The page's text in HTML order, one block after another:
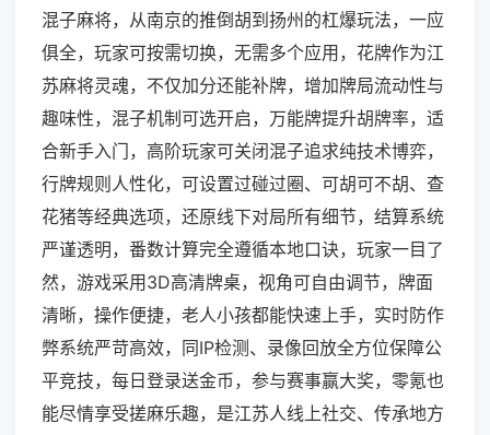
混子麻将，从南京的推倒胡到扬州的杠爆玩法，一应
俱全，玩家可按需切换，无需多个应用，花牌作为江
苏麻将灵魂，不仅加分还能补牌，增加牌局流动性与
趣味性，混子机制可选开启，万能牌提升胡牌率，适
合新手入门，高阶玩家可关闭混子追求纯技术博弈，
行牌规则人性化，可设置过碰过圈、可胡可不胡、查
花猪等经典选项，还原线下对局所有细节，结算系统
严谨透明，番数计算完全遵循本地口诀，玩家一目了
然，游戏采用3D高清牌桌，视角可自由调节，牌面
清晰，操作便捷，老人小孩都能快速上手，实时防作
弊系统严苛高效，同IP检测、录像回放全方位保障公
平竞技，每日登录送金币，参与赛事赢大奖，零氪也
能尽情享受搓麻乐趣，是江苏人线上社交、传承地方